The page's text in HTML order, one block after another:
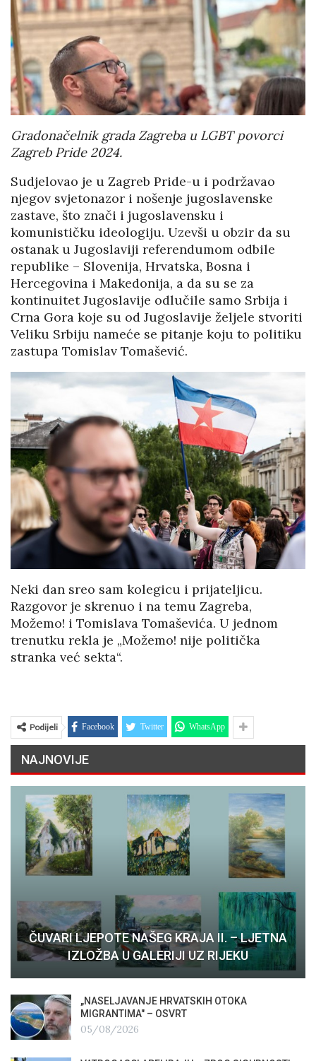
Gradonačelnik grada Zagreba u LGBT povorci
Zagreb Pride 2024.
Sudjelovao je u Zagreb Pride-u i podržavao
njegov svjetonazor i nošenje jugoslavenske
zastave, što znači i jugoslavensku i
komunističku ideologiju. Uzevši u obzir da su
ostanak u Jugoslaviji referendumom odbile
republike – Slovenija, Hrvatska, Bosna i
Hercegovina i Makedonija, a da su se za
kontinuitet Jugoslavije odlučile samo Srbija i
Crna Gora koje su od Jugoslavije željele stvoriti
Veliku Srbiju nameće se pitanje koju to politiku
zastupa Tomislav Tomašević.
Neki dan sreo sam kolegicu i prijateljicu.
Razgovor je skrenuo i na temu Zagreba,
Možemo! i Tomislava Tomaševića. U jednom
trenutku rekla je „Možemo! nije politička
stranka već sekta“.
Podijeli Facebook Twitter WhatsApp
NAJNOVIJE
ČUVARI LJEPOTE NAŠEG KRAJA II. – LJETNA
IZLOŽBA U GALERIJI UZ RIJEKU
„NASELJAVANJE HRVATSKIH OTOKA
MIGRANTIMA″ – OSVRT
05/08/2026